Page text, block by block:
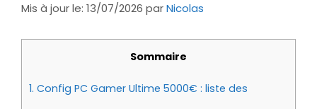
Mis à jour le: 13/07/2026 parNicolas
Sommaire
1. Config PC Gamer Ultime 5000€ : liste des